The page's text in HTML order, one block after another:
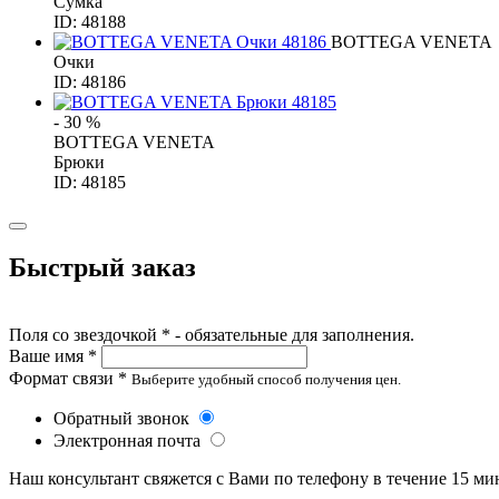
ID: 48188
BOTTEGA VENETA
Очки
ID: 48186
- 30 %
BOTTEGA VENETA
Брюки
ID: 48185
Быстрый заказ
Поля со звездочкой * - обязательные для заполнения.
Ваше имя *
Формат связи * Выберите удобный способ получения цен.
Обратный звонок
Электронная почта
Наш консультант свяжется с Вами по телефону в течение 15